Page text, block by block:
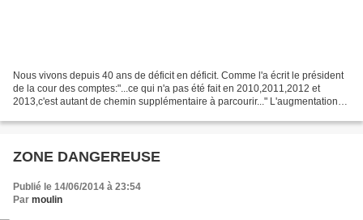
Nous vivons depuis 40 ans de déficit en déficit. Comme l'a écrit le président
de la cour des comptes:"...ce qui n'a pas été fait en 2010,2011,2012 et
2013,c'est autant de chemin supplémentaire à parcourir..." L'augmentation
ZONE DANGEREUSE
Publié le 14/06/2014 à 23:54
Par moulin